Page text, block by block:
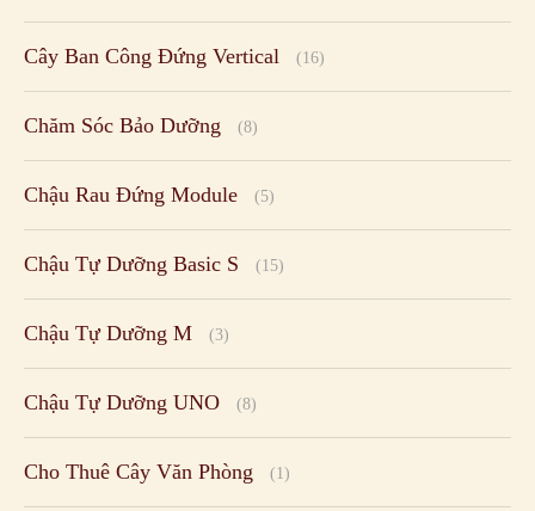
Cây Ban Công Đứng Vertical (16)
Chăm Sóc Bảo Dưỡng (8)
Chậu Rau Đứng Module (5)
Chậu Tự Dưỡng Basic S (15)
Chậu Tự Dưỡng M (3)
Chậu Tự Dưỡng UNO (8)
Cho Thuê Cây Văn Phòng (1)